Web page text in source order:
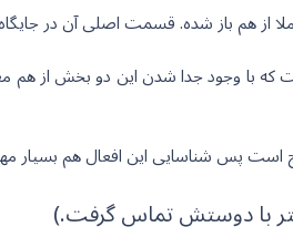
با وجود جدا شدن این دو بخش از هم